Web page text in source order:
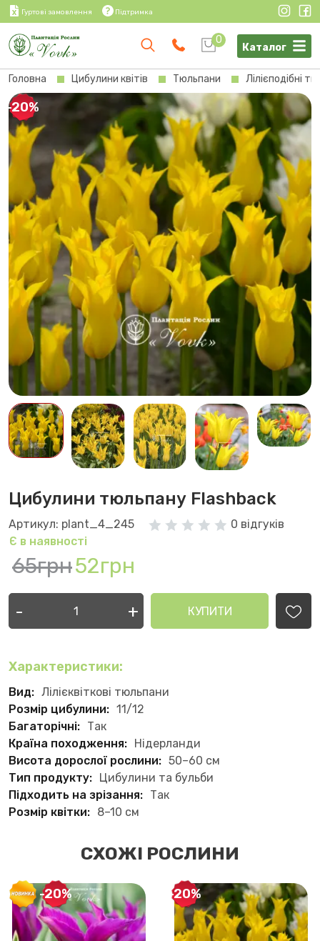
Гуртові замовлення Підтримка
0
Каталог
Головна Цибулини квітів Тюльпани Лілієподібні
-20%
Цибулини тюльпану Flashback
Артикул: plant_4_245
0 відгуків
Є в наявності
65грн52грн
- + КУПИТИ
Характеристики:
Вид: Лілієквіткові тюльпани
Розмір цибулини: 11/12
Багаторічні: Так
Країна походження:
Нідерланди
Висота дорослої рослини: 50–60 см
Тип продукту:
Цибулини та бульби
Підходить на зрізання: Так
Розмір квітки: 8–10 см
СХОЖІ РОСЛИНИ
-20% -20%